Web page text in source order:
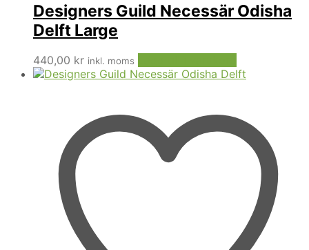
Designers Guild Necessär Odisha
Delft Large
440,00 kr inkl. moms